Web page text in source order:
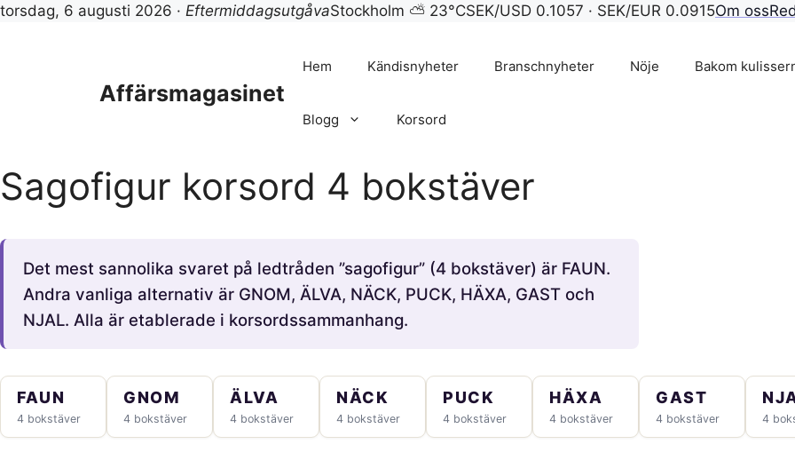
torsdag, 6 augusti 2026 · EftermiddagsutgåvaStockholm ⛅ 23°CSEK/USD 0.1057 · SEK/EUR 0.0915Om oss
Affärsmagasinet
Hem Kändisnyheter Branschnyheter Nöje Bakom
Blogg Korsord
Sagofigur korsord 4 bokstäver
Det mest sannolika svaret på ledtråden ”sagofigur” (4 bokstäver) är FAUN.
Andra vanliga alternativ är GNOM, ÄLVA, NÄCK, PUCK, HÄXA, GAST och
NJAL. Alla är etablerade i korsordssammanhang.
FAUN
4 bokstäver
GNOM
4 bokstäver
ÄLVA
4 bokstäver
NÄCK
4 bokstäver
PUCK
4 bokstäver
HÄXA
4 bokstäver
GAST
4 bokstäver 4